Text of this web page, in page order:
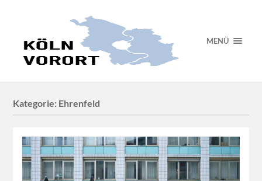
MENÜ
Kategorie: Ehrenfeld